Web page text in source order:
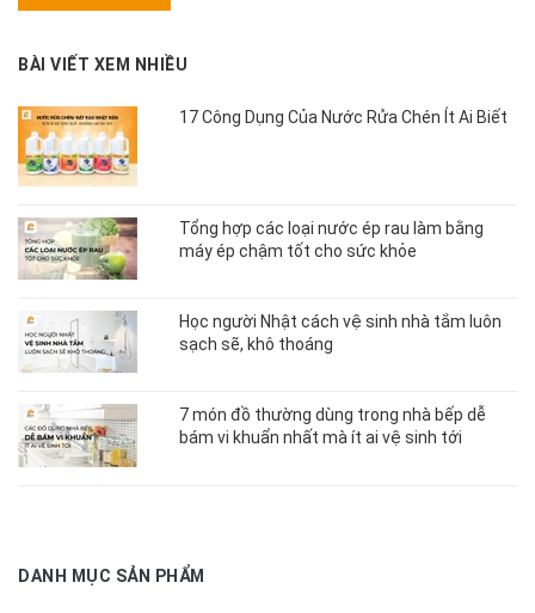
BÀI VIẾT XEM NHIỀU
17 Công Dụng Của Nước Rửa Chén Ít Ai Biết
Tổng hợp các loại nước ép rau làm bằng
máy ép chậm tốt cho sức khỏe
Học người Nhật cách vệ sinh nhà tắm luôn
sạch sẽ, khô thoáng
7 món đồ thường dùng trong nhà bếp dễ
bám vi khuẩn nhất mà ít ai vệ sinh tới
DANH MỤC SẢN PHẨM